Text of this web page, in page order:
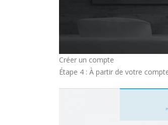
Créer un compte
Étape 4 : À partir de votre